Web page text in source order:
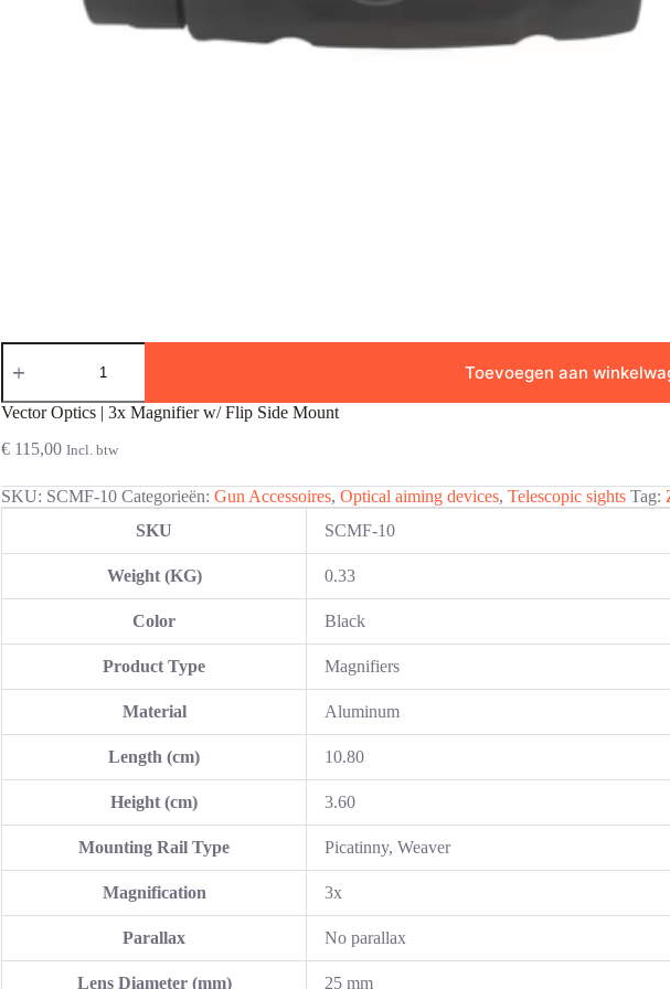
Vector
Optics
3x
Magnifier
w/
Mount
Toevoegen aan
Vector Optics | 3x Magnifier w/ Flip Side Mount
€ 115,00 Incl. btw
SKU: SCMF-10 Categorieën:Gun Accessoires,Optical aiming devices,Telescopic sights Tag:
SKU
SCMF-10
Weight (KG) 0.33
Color Black
Product Type Magnifiers
Material Aluminum
Length (cm) 10.80
Height (cm) 3.60
Mounting Rail Type Picatinny, Weaver
Magnification 3x
Parallax No parallax
Lens Diameter (mm) 25 mm